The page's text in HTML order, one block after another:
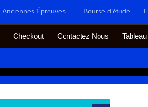
Anciennes Épreuves Bourse d’étude
Checkout Contactez Nous